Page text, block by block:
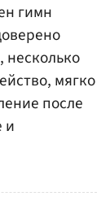
гимн
несколько
мягко
после
и